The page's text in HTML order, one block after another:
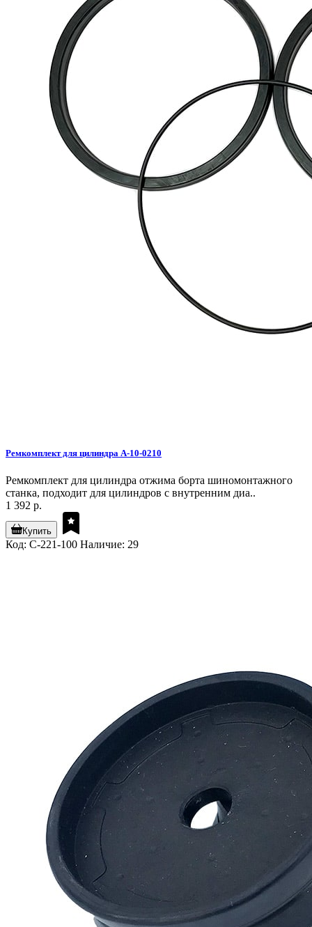
Ремкомплект для цилиндра A-10-0210
Ремкомплект для цилиндра отжима борта шиномонтажного
станка, подходит для цилиндров с внутренним диа..
1 392 р.
Купить
Код: C-221-100 Наличие: 29